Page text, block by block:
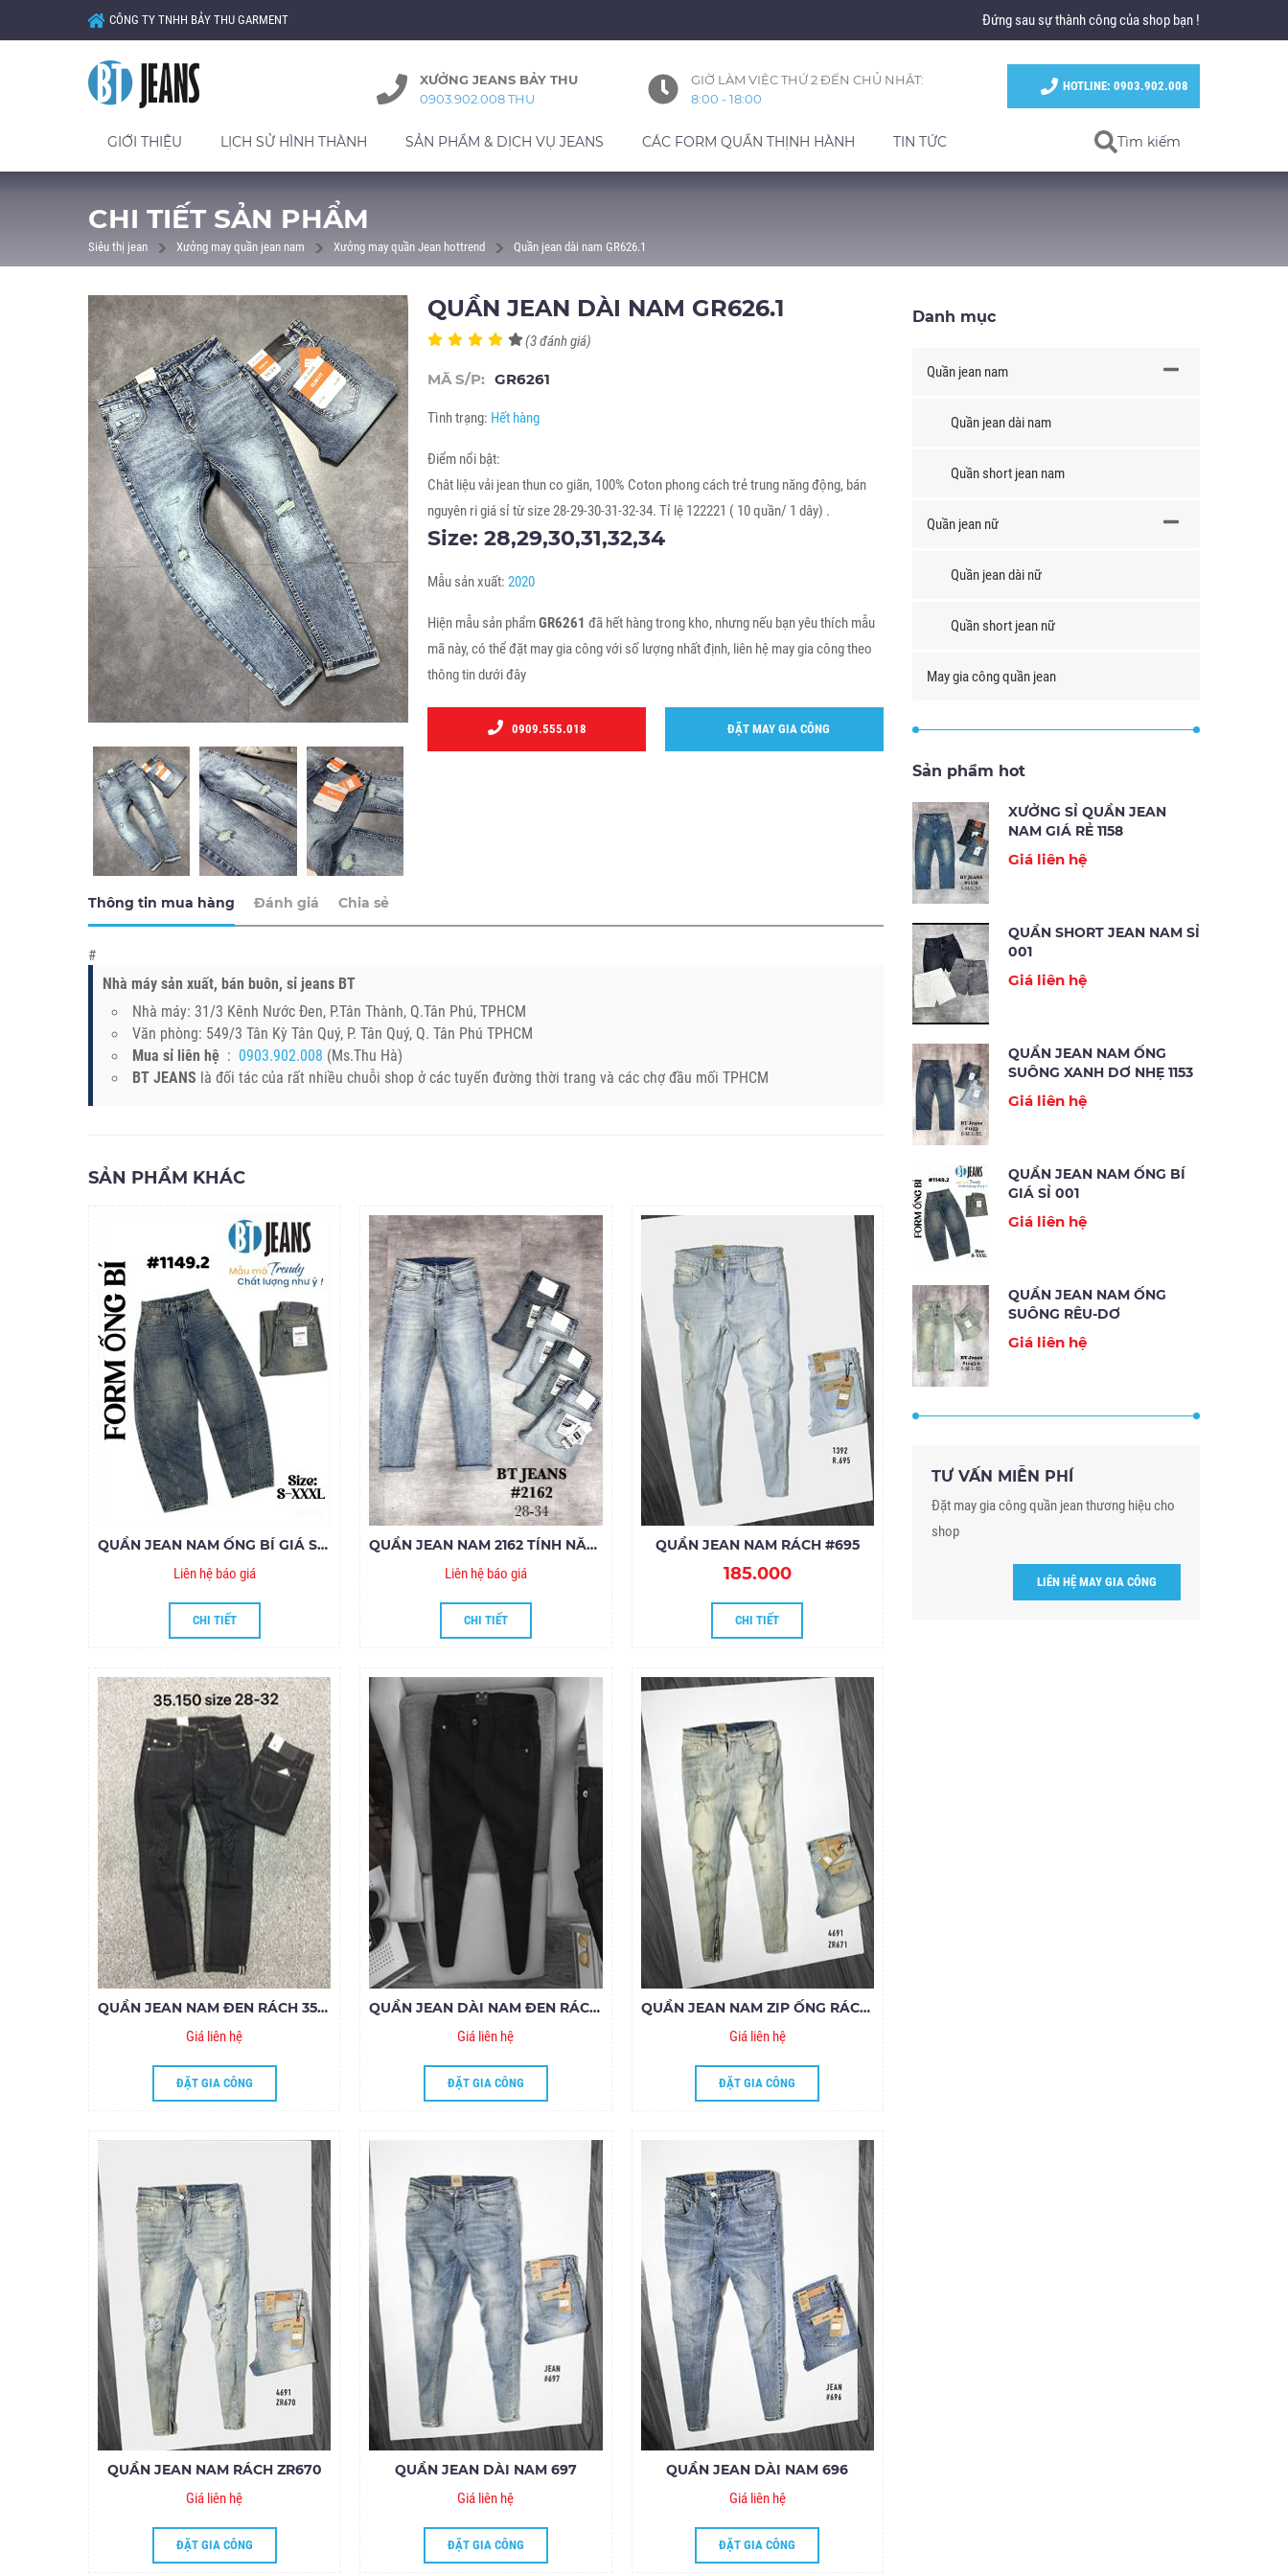
CÔNG TY TNHH BẢY THU GARMENT Đứng sau sự thành công của shop bạn !
XƯỞNG JEANS BẢY THU
0903.902.008 THU
GIỜ LÀM VIỆC THỨ 2 ĐẾN CHỦ NHẬT:
8:00 - 18:00
HOTLINE: 0903.902.008
GIỚI THIỆU LỊCH SỬ HÌNH THÀNH SẢN PHẨM & DỊCH VỤ JEANS CÁC FORM QUẦN THỊNH HÀNH TIN TỨC Tìm kiếm
CHI TIẾT SẢN PHẨM
Siêu thị jean Xưởng may quần jean nam Xưởng may quần Jean hottrend Quần jean dài nam GR626.1
QUẦN JEAN DÀI NAM GR626.1
(3 đánh giá)
MÃ S/P: GR6261
Tình trạng: Hết hàng
Điểm nổi bật:
Chât liệu vải jean thun co giãn, 100% Coton phong cách trẻ trung năng động, bán
nguyên ri giá sỉ từ size 28-29-30-31-32-34. Tỉ lệ 122221 ( 10 quần/ 1 dây) .
Size: 28,29,30,31,32,34
Mẫu sản xuất:2020
Hiện mẫu sản phẩmGR6261 đã hết hàng trong kho, nhưng nếu bạn yêu thích mẫu
mã này, có thể đặt may gia công với số lượng nhất định, liên hệ may gia công theo
thông tin dưới đây
0909.555.018 ĐẶT MAY GIA CÔNG
Thông tin mua hàng Đánh giá Chia sẻ
#
Nhà máy sản xuất, bán buôn, sỉ jeans BT
Nhà máy: 31/3 Kênh Nước Đen, P.Tân Thành, Q.Tân Phú, TPHCM
Văn phòng: 549/3 Tân Kỳ Tân Quý, P. Tân Quý, Q. Tân Phú TPHCM
Mua sỉ liên hệ : 0903.902.008 (Ms.Thu Hà)
BT JEANS là đối tác của rất nhiều chuỗi shop ở các tuyến đường thời trang và các chợ đầu mối TPHCM
SẢN PHẨM KHÁC
QUẦN JEAN NAM ỐNG BÍ GIÁ SỈ 001
Liên hệ báo giá
CHI TIẾT
QUẦN JEAN NAM 2162 TÍNH NĂNG LÀM MÁT COOLMAX
Liên hệ báo giá
CHI TIẾT
QUẦN JEAN NAM RÁCH #695
185.000
CHI TIẾT
QUẦN JEAN NAM ĐEN RÁCH 35.150
Giá liên hệ
ĐẶT GIA CÔNG
QUẦN JEAN DÀI NAM ĐEN RÁCH GỐI ZIPPER
Giá liên hệ
ĐẶT GIA CÔNG
QUẦN JEAN NAM ZIP ỐNG RÁCH ZR671
Giá liên hệ
ĐẶT GIA CÔNG
QUẦN JEAN NAM RÁCH ZR670
Giá liên hệ
ĐẶT GIA CÔNG
QUẦN JEAN DÀI NAM 697
Giá liên hệ
ĐẶT GIA CÔNG
QUẦN JEAN DÀI NAM 696
Giá liên hệ
ĐẶT GIA CÔNG
Danh mục
Quần jean nam
Quần jean dài nam
Quần short jean nam
Quần jean nữ
Quần jean dài nữ
Quần short jean nữ
May gia công quần jean
Sản phẩm hot
XƯỞNG SỈ QUẦN JEAN
NAM GIÁ RẺ 1158
Giá liên hệ
QUẦN SHORT JEAN NAM SỈ
001
Giá liên hệ
QUẦN JEAN NAM ỐNG
SUÔNG XANH DƠ NHẸ 1153
Giá liên hệ
QUẦN JEAN NAM ỐNG BÍ
GIÁ SỈ 001
Giá liên hệ
QUẦN JEAN NAM ỐNG
SUÔNG RÊU-DƠ
Giá liên hệ
TƯ VẤN MIỄN PHÍ
Đặt may gia công quần jean thương hiệu cho
shop
LIÊN HỆ MAY GIA CÔNG